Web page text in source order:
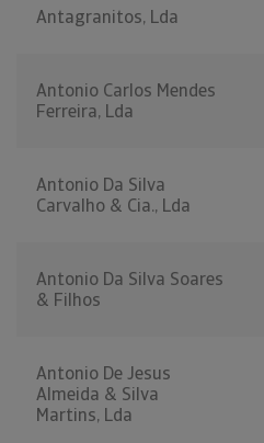
Antagranitos, Lda
Antonio Carlos Mendes
Ferreira, Lda
Antonio Da Silva
Carvalho & Cia., Lda
Antonio Da Silva Soares
& Filhos
Antonio De Jesus
Almeida & Silva
Martins, Lda